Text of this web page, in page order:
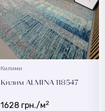
Килими
Килим ALMINA 118547
1628 грн./м2